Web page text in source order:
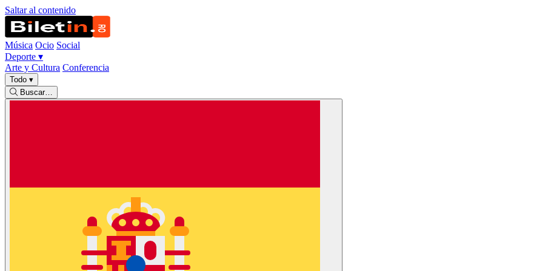
Saltar al contenido
Música Ocio Social
Deporte ▾
Arte y Cultura Conferencia
Todo ▾
Buscar…